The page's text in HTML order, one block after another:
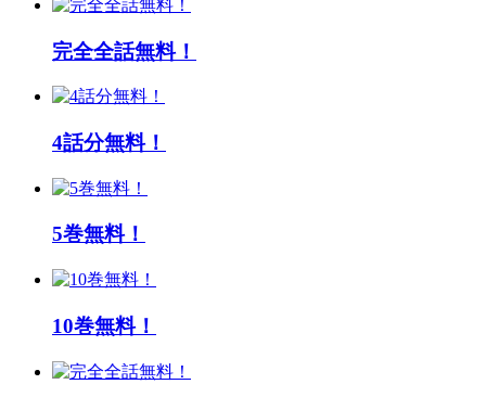
完全全話無料！
4話分無料！
5巻無料！
10巻無料！